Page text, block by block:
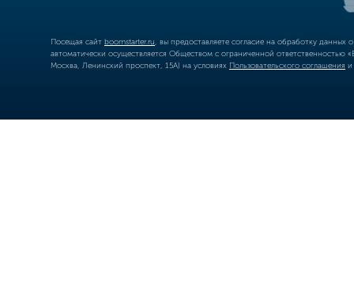
Посещая сайт boomstarter.ru , вы предоставляете согласие на обработку
автоматически осуществляется Обществом с ограниченной
Москва, Ленинский проспект, 15А) на условиях Пользовательского соглашения и